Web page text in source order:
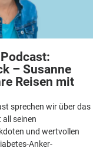
– Susanne
Reisen mit
sprechen wir über das
all seinen
und wertvollen
Anker-